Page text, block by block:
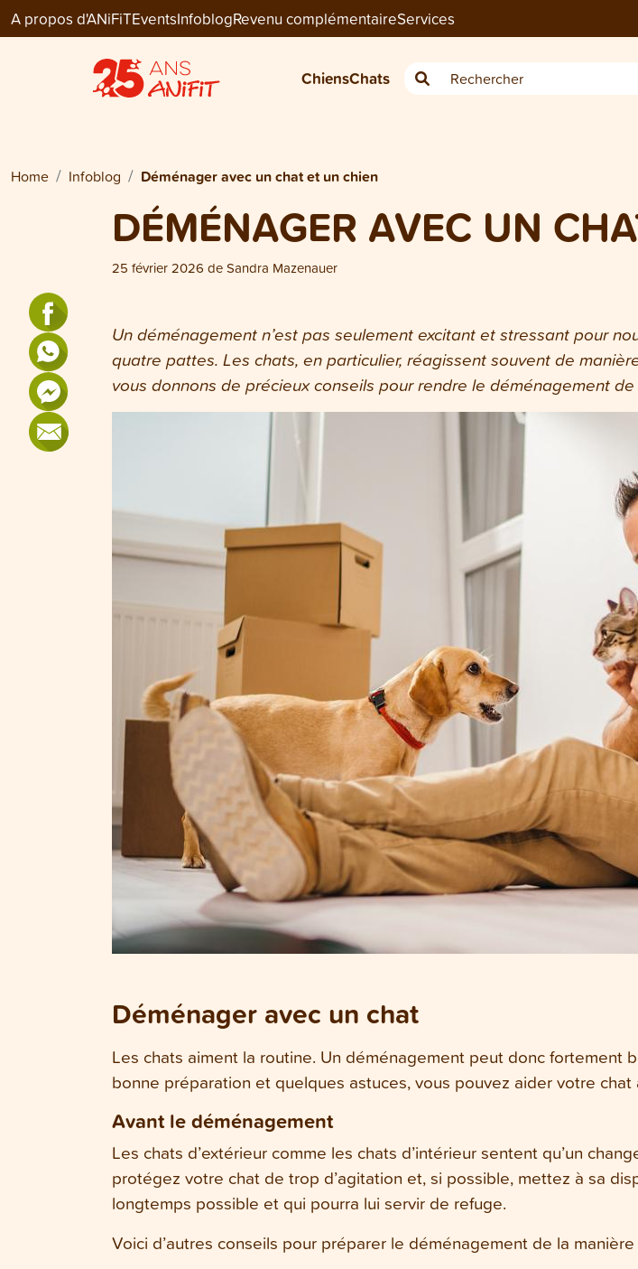
A propos d'ANiFiTEventsInfoblogRevenu complémentaireServices
ChiensChats
Home Infoblog Déménager avec un chat et un chien
DÉMÉNAGER AVEC UN
25 février 2026 deSandra Mazenauer
Un déménagement n’est pas seulement excitant et stressant pour
quatre pattes. Les chats, en particulier, réagissent souvent de
vous donnons de précieux conseils pour rendre le déménagement
Déménager avec un chat
Les chats aiment la routine. Un déménagement peut donc fortement
bonne préparation et quelques astuces, vous pouvez aider votre chat
Avant le déménagement
Les chats d’extérieur comme les chats d’intérieur sentent qu’un
protégez votre chat de trop d’agitation et, si possible, mettez à sa
longtemps possible et qui pourra lui servir de refuge.
Voici d’autres conseils pour préparer le déménagement de la